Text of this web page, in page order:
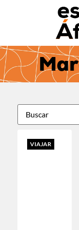
VIAJAR